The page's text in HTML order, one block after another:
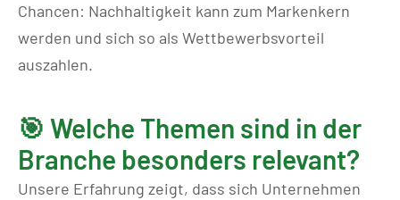
Chancen: Nachhaltigkeit kann zum Markenkern
werden und sich so als Wettbewerbsvorteil
auszahlen.
🎯 Welche Themen sind in der
Branche besonders relevant?
Unsere Erfahrung zeigt, dass sich Unternehmen